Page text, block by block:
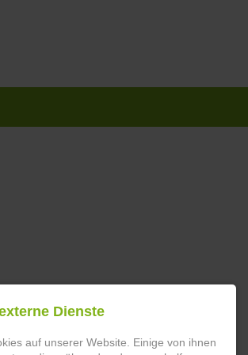
Dienste
auf unserer Website. Einige von ihnen